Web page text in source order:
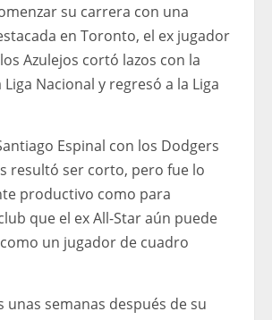
su carrera con una
en Toronto, el ex jugador
Azulejos cortó lazos con la
Nacional y regresó a la Liga
Espinal con los Dodgers
resultó ser corto, pero fue lo
productivo como para
que el ex All-Star aún puede
un jugador de cuadro
unas semanas después de su